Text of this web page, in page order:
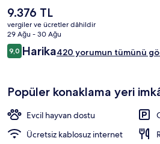
yardıma hazır personel hakkında harika
Konaklama yeri toplu taşımaya yakındır,
Durağı 5 dakikalık ve Porte de Versailles
yürüme mesafesindedir.
Şu
anki
fiyat
9.376 TL
9.376 TL
vergiler ve ücretler dâhildir
29 Ağu - 30 Ağu
Yorumlar
9,09,0/10
Harika420 yorumun tümünü
Popüler konaklama yeri
Evcil hayvan dostu
Ücretsiz kablosuz internet